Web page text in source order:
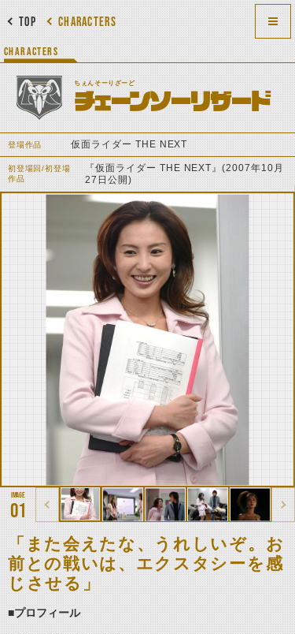
CHARACTERS
TOP
CHARACTERS
ちぇんそーりざーど
チェーンソーリザード
登場作品 仮面ライダー THE NEXT
初登場回/初登場
作品
『仮面ライダー THE NEXT』(2007年10月
27日公開)
01
「また会えたな、うれしいぞ。お
前との戦いは、エクスタシーを感
じさせる」
■プロフィール